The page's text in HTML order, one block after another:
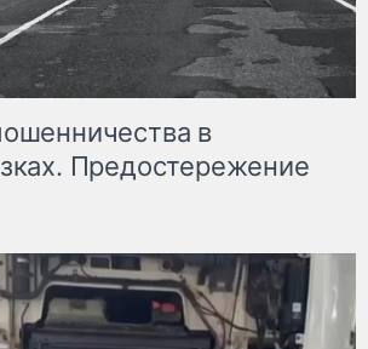
в
Предостережение